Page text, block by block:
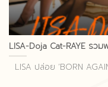
LISA-Doja Cat-RAYE รว
LISA ปล่อย ‘BORN